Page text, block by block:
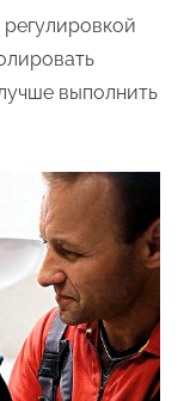
регулировкой
выполнить